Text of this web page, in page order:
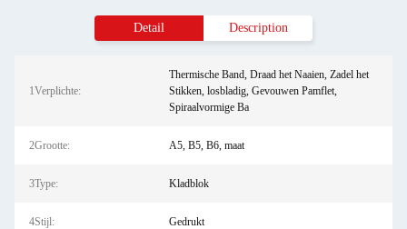
Detail Description
1Verplichte:
Thermische Band, Draad het Naaien, Zadel het
Stikken, losbladig, Gevouwen Pamflet,
Spiraalvormige Ba
2Grootte: A5, B5, B6, maat
3Type: Kladblok
4Stijl: Gedrukt